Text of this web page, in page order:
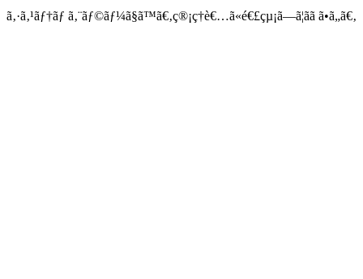
ã‚·ã‚¹ãƒ†ãƒ ã‚¨ãƒ©ãƒ¼ã§ã™ã€‚ç®¡ç†è€…ã«é€£çµ¡ã—ã¦ãã ã•ã„ã€‚